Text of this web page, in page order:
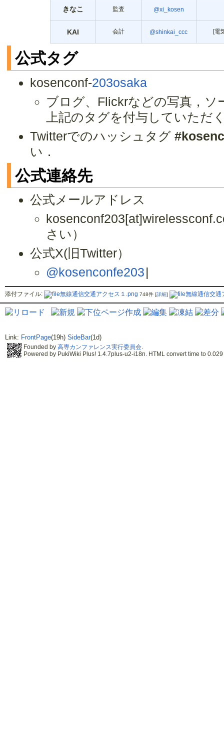
きなこ 監査 @xi_kosen
KAI 会計 @shinkai_ccc [電
公式タグ
kosenconf-203osaka
ブログ、Flickrなどの写真，
上記のタグを付与していただ
Twitterでのハッシュタグ
い．
公式連絡先
公式メールアドレス
さい）
公式X(旧Twitter）
@kosenconfe203|
添付ファイル: 無線通信交通アクセス１.png 748件 [詳細] 無線通信交通
Link: FrontPage(19h) SideBar(1d)
Founded by 高専カンファレンス実行委員会.
Powered by PukiWiki Plus! 1.4.7plus-u2-i18n. HTML convert time to 0.029